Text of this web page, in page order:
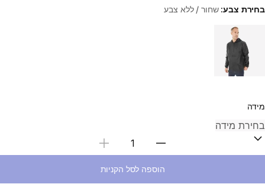
בחירת צבע:שחור / ללא צבע
Choose a variant
מידה
בחירת כמות
הוספה לסל הקניות